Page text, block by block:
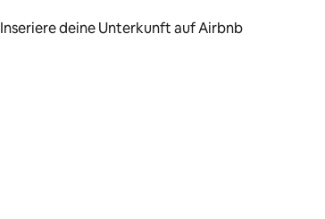
Inseriere deine Unterkunft auf Airbnb